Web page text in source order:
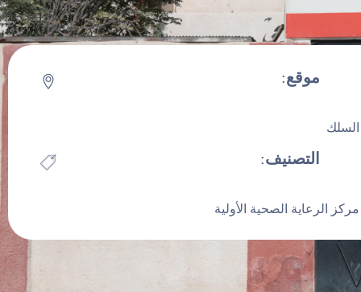
الحملات
مركز الإعلام
سلوك للرعاية
الصحية الأولية
موقع:
السلك
التصنيف:
مركز الرعاية الصحية الأولية